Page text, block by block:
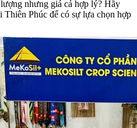
nhưng giá cả hợp lý? Hãy
Thiên Phúc để có sự lựa chọn hợp